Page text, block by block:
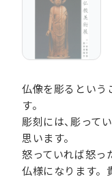
仏像を彫るという
す。
彫刻には、彫って
思います。
怒っていれば怒っ
仏様になります。